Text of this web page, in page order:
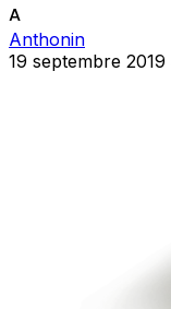
A
Anthonin
19 septembre 2019